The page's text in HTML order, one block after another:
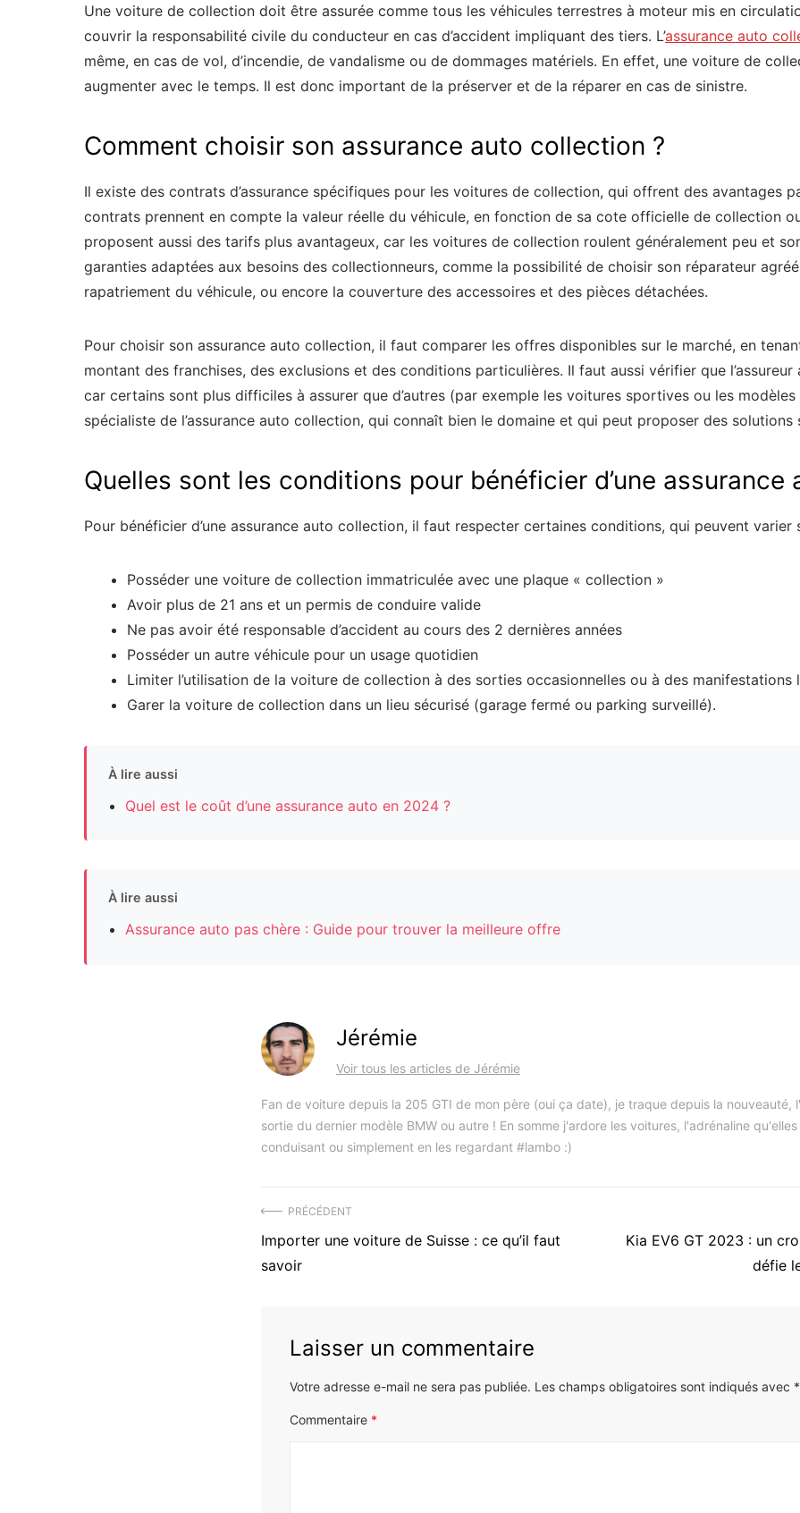
Une voiture de collection doit être assurée comme tous les véhicules terrestres à moteur mis en
couvrir la responsabilité civile du conducteur en cas d’accident impliquant des tiers. L’assurance auto
même, en cas de vol, d’incendie, de vandalisme ou de dommages matériels. En effet, une voiture de
augmenter avec le temps. Il est donc important de la préserver et de la réparer en cas de sinistre.
Comment choisir son assurance auto collection ?
Il existe des contrats d’assurance spécifiques pour les voitures de collection, qui offrent des avantages
contrats prennent en compte la valeur réelle du véhicule, en fonction de sa cote officielle de collection
proposent aussi des tarifs plus avantageux, car les voitures de collection roulent généralement peu et
garanties adaptées aux besoins des collectionneurs, comme la possibilité de choisir son réparateur
rapatriement du véhicule, ou encore la couverture des accessoires et des pièces détachées.
Pour choisir son assurance auto collection, il faut comparer les offres disponibles sur le marché, en
montant des franchises, des exclusions et des conditions particulières. Il faut aussi vérifier que
car certains sont plus difficiles à assurer que d’autres (par exemple les voitures sportives ou les
spécialiste de l’assurance auto collection, qui connaît bien le domaine et qui peut proposer des solutions
Quelles sont les conditions pour bénéficier d’une assurance
Pour bénéficier d’une assurance auto collection, il faut respecter certaines conditions, qui peuvent varier
Posséder une voiture de collection immatriculée avec une plaque « collection »
Avoir plus de 21 ans et un permis de conduire valide
Ne pas avoir été responsable d’accident au cours des 2 dernières années
Posséder un autre véhicule pour un usage quotidien
Limiter l’utilisation de la voiture de collection à des sorties occasionnelles ou à des
Garer la voiture de collection dans un lieu sécurisé (garage fermé ou parking surveillé).
À lire aussi
Quel est le coût d’une assurance auto en 2024 ?
À lire aussi
Assurance auto pas chère : Guide pour trouver la meilleure offre
Jérémie
Voir tous les articles de Jérémie
Fan de voiture depuis la 205 GTI de mon père (oui ça date), je traque depuis la nouveauté,
sortie du dernier modèle BMW ou autre ! En somme j'ardore les voitures, l'adrénaline
conduisant ou simplement en les regardant #lambo :)
Navigation
de
PRÉCÉDENT
Précédent
article
Importer une voiture de Suisse : ce qu’il faut
savoir
Article
Kia EV6 GT 2023 : un
défie
Laisser un commentaire
Votre adresse e-mail ne sera pas publiée. Les champs obligatoires sont indiqués avec *
Commentaire *